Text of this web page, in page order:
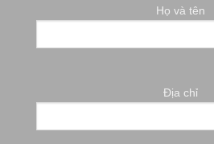
Họ và tên
Địa chỉ